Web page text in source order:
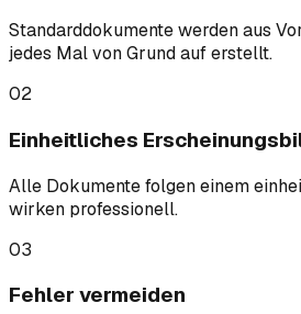
Standarddokumente werden aus
jedes Mal von Grund auf erstellt.
02
Einheitliches
Alle Dokumente folgen einem
wirken professionell.
03
Fehler vermeiden